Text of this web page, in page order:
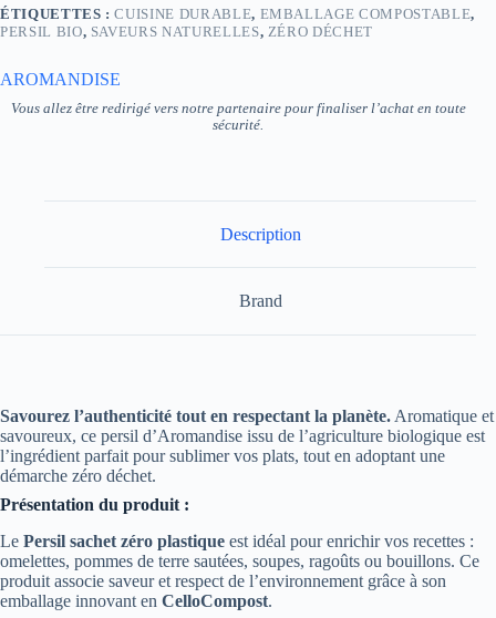
ÉTIQUETTES :CUISINE DURABLE, EMBALLAGE COMPOSTABLE,
PERSIL BIO, SAVEURS NATURELLES, ZÉRO DÉCHET
AROMANDISE
Vous allez être redirigé vers notre partenaire pour finaliser l’achat en toute
sécurité.
Description
Brand
Savourez l’authenticité tout en respectant la planète. Aromatique et
savoureux, ce persil d’Aromandise issu de l’agriculture biologique est
l’ingrédient parfait pour sublimer vos plats, tout en adoptant une
démarche zéro déchet.
Présentation du produit :
Le Persil sachet zéro plastique est idéal pour enrichir vos recettes :
omelettes, pommes de terre sautées, soupes, ragoûts ou bouillons. Ce
produit associe saveur et respect de l’environnement grâce à son
emballage innovant en CelloCompost.